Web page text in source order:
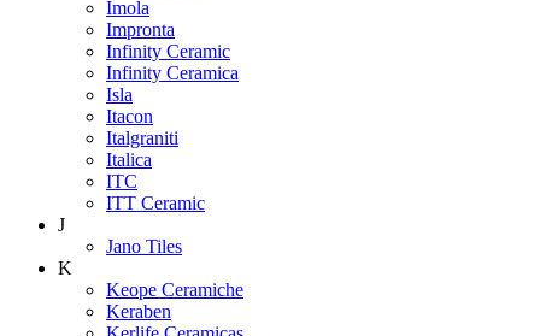
Imola
Impronta
Infinity Ceramic
Infinity Ceramica
Isla
Itacon
Italgraniti
Italica
ITC
ITT Ceramic
J
Jano Tiles
K
Keope Ceramiche
Keraben